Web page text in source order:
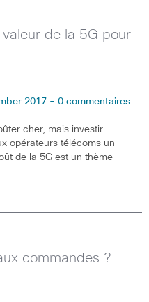
de la 5G pour
2017 - 0 commentaires
cher, mais investir
opérateurs télécoms un
de la 5G est un thème
commandes ?